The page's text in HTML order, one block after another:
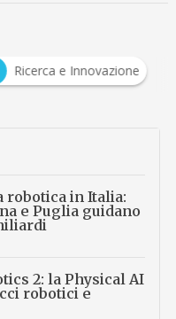
Ricerca e Innovazione
robotica in Italia:
e Puglia guidano
2: la Physical AI
robotici e